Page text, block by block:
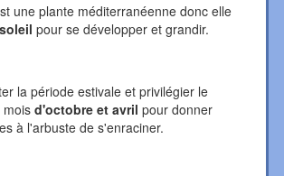
une plante méditerranéenne donc elle
pour se développer et grandir.
la période estivale et privilégier le
d'octobre et avril pour donner
à l'arbuste de s'enraciner.